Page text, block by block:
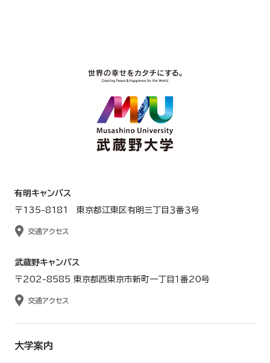
有明キャンパス
〒135-8181 東京都江東区有明三丁目３番３号
交通アクセス
武蔵野キャンパス
〒202-8585 東京都西東京市新町一丁目１番20号
交通アクセス
大学案内